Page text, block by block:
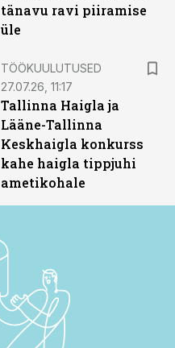
tänavu ravi piiramise
üle
TÖÖKUULUTUSED
27.07.26, 11:17
Tallinna Haigla ja
Lääne-Tallinna
Keskhaigla konkurss
kahe haigla tippjuhi
ametikohale